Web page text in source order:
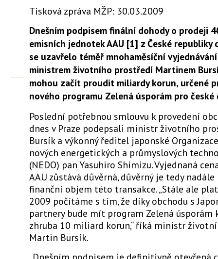
Tisková zpráva MŽP: 30.03.2009
Dnešním podpisem finální dohody o prodeji
emisních jednotek AAU [1] z České republiky
se uzavřelo téměř mnohaměsíční
ministrem životního prostředí Martinem
mohou začít proudit miliardy korun, určené
nového programu Zelená úsporám pro české
Poslední potřebnou smlouvu k provedení
dnes v Praze podepsali ministr životního
Bursík a výkonný ředitel japonské
nových energetických a průmyslových
(NEDO) pan Yasuhiro Shimizu. Vyjednaná
AAU zůstává důvěrná, důvěrný je tedy
finanční objem této transakce. „Stále ale
2009 počítáme s tím, že díky obchodu s
partnery bude mít program Zelená úsporám
zhruba 10 miliard korun,“ říká ministr
Martin Bursík.